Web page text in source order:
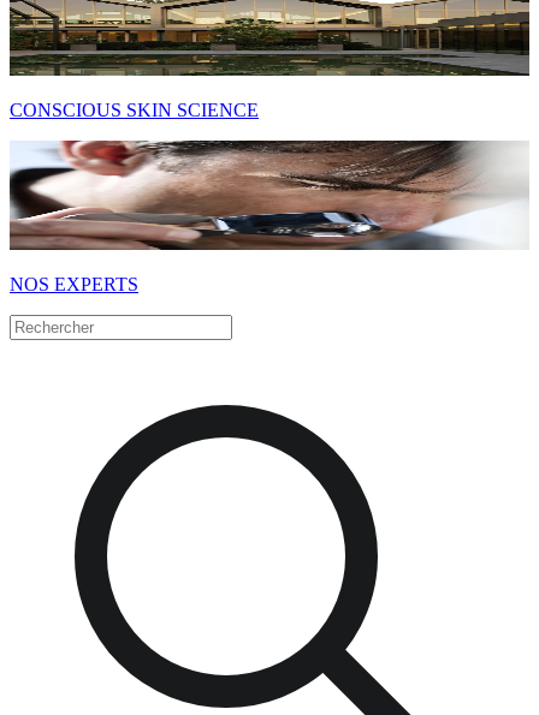
CONSCIOUS SKIN SCIENCE
NOS EXPERTS